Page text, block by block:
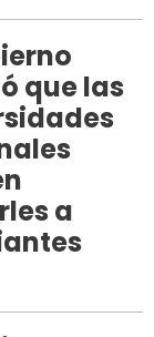
que las
a